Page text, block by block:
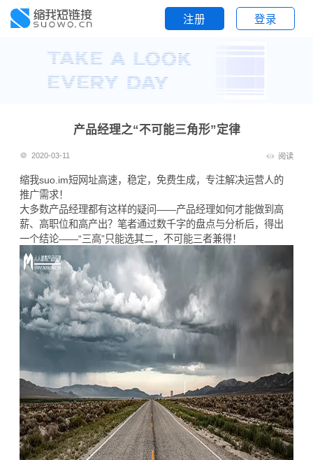
注册 登录
产品经理之“不可能三角形”定律
2020-03-11 阅读
缩我suo.im短网址高速，稳定，免费生成，专注解决运营人的
推广需求！
大多数产品经理都有这样的疑问——产品经理如何才能做到高
薪、高职位和高产出？笔者通过数千字的盘点与分析后，得出
一个结论——“三高”只能选其二，不可能三者兼得！